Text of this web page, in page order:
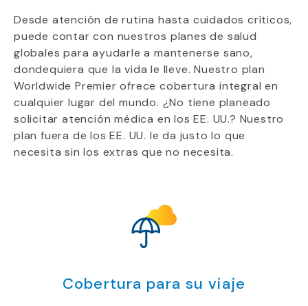
Desde atención de rutina hasta cuidados críticos,
puede contar con nuestros planes de salud
globales para ayudarle a mantenerse sano,
dondequiera que la vida le lleve. Nuestro plan
Worldwide Premier ofrece cobertura integral en
cualquier lugar del mundo. ¿No tiene planeado
solicitar atención médica en los EE. UU.? Nuestro
plan fuera de los EE. UU. le da justo lo que
necesita sin los extras que no necesita.
Cobertura para su viaje